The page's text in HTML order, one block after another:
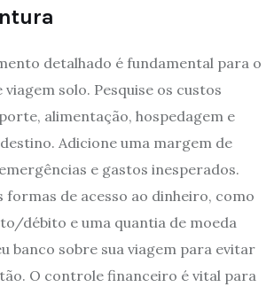
detalhado é fundamental para o
solo. Pesquise os custos
alimentação, hospedagem e
Adicione uma margem de
e gastos inesperados.
formas de acesso ao dinheiro, como
débito e uma quantia de moeda
banco sobre sua viagem para evitar
O controle financeiro é vital para